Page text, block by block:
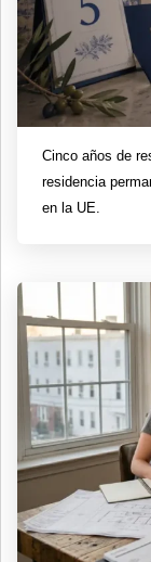
Cinco años de
residencia
en la UE.